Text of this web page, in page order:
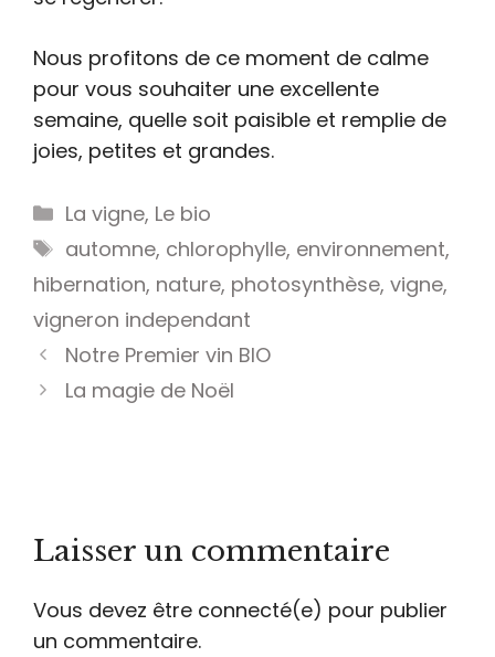
Nous profitons de ce moment de calme
pour vous souhaiter une excellente
semaine, quelle soit paisible et remplie de
joies, petites et grandes.
Catégories
La vigne, Le bio
Étiquettes
automne, chlorophylle, environnement,
hibernation, nature, photosynthèse, vigne,
vigneron independant
Notre Premier vin BIO
La magie de Noël
Laisser un commentaire
Vous devez être connecté(e) pour publier
un commentaire.